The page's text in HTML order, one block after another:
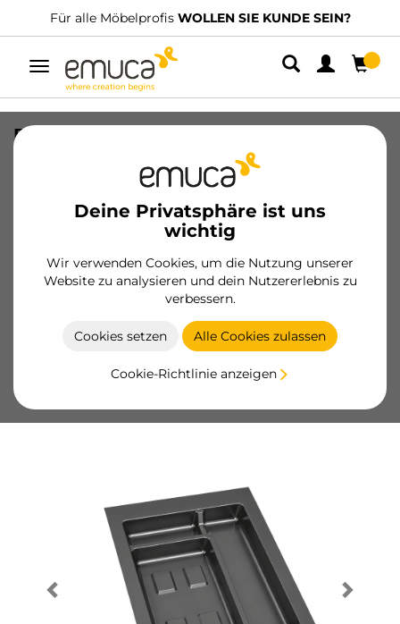
Für alle Möbelprofis WOLLEN SIE KUNDE SEIN?
Umschaltbare
Navigation
Deine Privatsphäre ist uns
wichtig
Wir verwenden Cookies, um die Nutzung unserer
Website zu analysieren und dein Nutzererlebnis zu
verbessern.
Cookies setzen Alle Cookies zulassen
Cookie-Richtlinie anzeigen
Basis Recycle für
RecyclingRecyclingbehälterfür
Küchenschublade, 1 Fach, Modul
450mm, Kunststoff anthrazitgrau
8432393130866
Wesentliche Produkte
Werden Sie Kunde
Produktblatt